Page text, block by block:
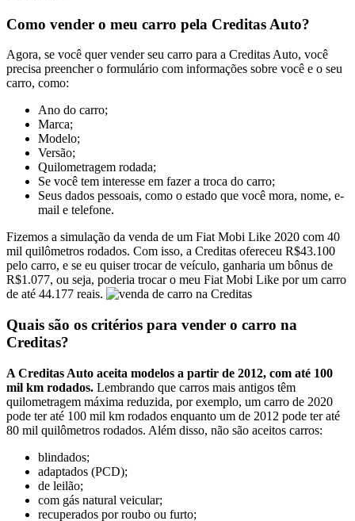
Como vender o meu carro pela Creditas Auto?
Agora, se você quer vender seu carro para a Creditas Auto, você
precisa preencher o formulário com informações sobre você e o seu
carro, como:
Ano do carro;
Marca;
Modelo;
Versão;
Quilometragem rodada;
Se você tem interesse em fazer a troca do carro;
Seus dados pessoais, como o estado que você mora, nome, e-
mail e telefone.
Fizemos a simulação da venda de um Fiat Mobi Like 2020 com 40
mil quilômetros rodados. Com isso, a Creditas ofereceu R$43.100
pelo carro, e se eu quiser trocar de veículo, ganharia um bônus de
R$1.077, ou seja, poderia trocar o meu Fiat Mobi Like por um carro
de até 44.177 reais.
Quais são os critérios para vender o carro na
Creditas?
A Creditas Auto aceita modelos a partir de 2012, com até 100
mil km rodados. Lembrando que carros mais antigos têm
quilometragem máxima reduzida, por exemplo, um carro de 2020
pode ter até 100 mil km rodados enquanto um de 2012 pode ter até
80 mil quilômetros rodados. Além disso, não são aceitos carros:
blindados;
adaptados (PCD);
de leilão;
com gás natural veicular;
recuperados por roubo ou furto;